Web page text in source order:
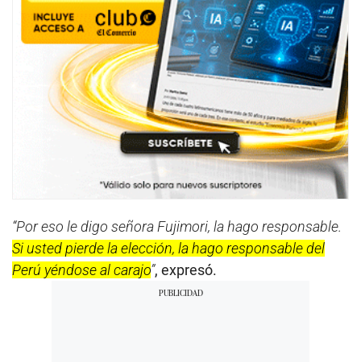
“Por eso le digo señora Fujimori, la hago responsable.
Si usted pierde la elección, la hago responsable del
Perú yéndose al carajo”, expresó.